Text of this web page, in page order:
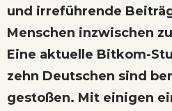
und irreführende
Menschen inzwischen
Eine aktuelle Bitkom-
zehn Deutschen sind
gestoßen. Mit einigen